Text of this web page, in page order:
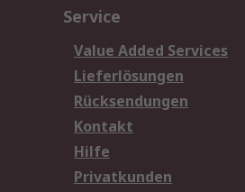
Service
Value Added Services
Lieferlösungen
Rücksendungen
Kontakt
Hilfe
Privatkunden